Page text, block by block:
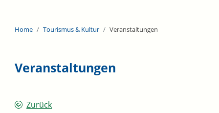
Home Tourismus & Kultur Veranstaltungen
Veranstaltungen
Zurück